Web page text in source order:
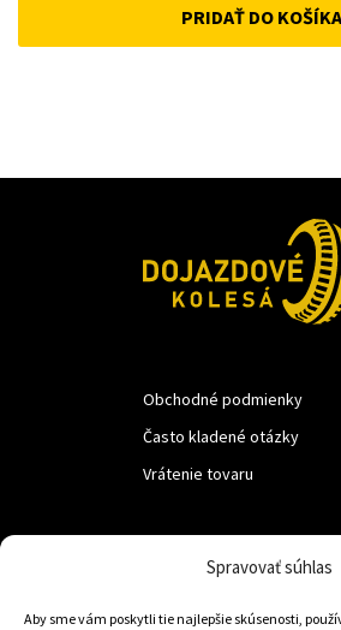
Spravovať súhlas
Aby sme vám poskytli tie najlepšie skúsenosti,
was: is:
PRIDAŤ DO KOŠÍKA
Obchodné podmienky
Často kladené otázky
Vrátenie tovaru